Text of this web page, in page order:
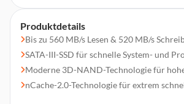
Produktdetails
Bis zu 560 MB/s Lesen & 520 MB/s
SATA-III-SSD für schnelle System- und
Moderne 3D-NAND-Technologie für
nCache-2.0-Technologie für extrem